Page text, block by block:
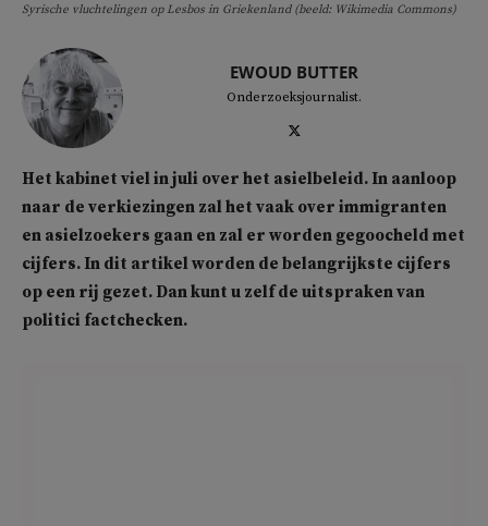
Syrische vluchtelingen op Lesbos in Griekenland (beeld: Wikimedia Commons)
EWOUD BUTTER
Onderzoeksjournalist.
Het kabinet viel in juli over het asielbeleid. In aanloop
naar de verkiezingen zal het vaak over immigranten
en asielzoekers gaan en zal er worden gegoocheld met
cijfers. In dit artikel worden de belangrijkste cijfers
op een rij gezet. Dan kunt u zelf de uitspraken van
politici factchecken.